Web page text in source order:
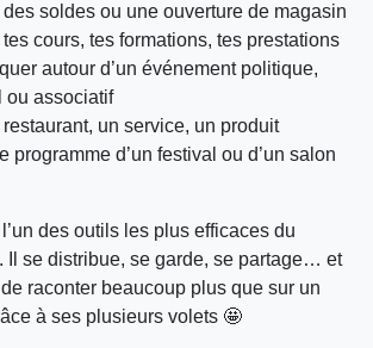
soldes ou une ouverture de magasin
cours, tes formations, tes prestations
autour d’un événement politique,
ou associatif
un service, un produit
programme d’un festival ou d’un salon
des outils les plus efficaces du
Il se distribue, se garde, se partage… et
raconter beaucoup plus que sur un
à ses plusieurs volets 🤩